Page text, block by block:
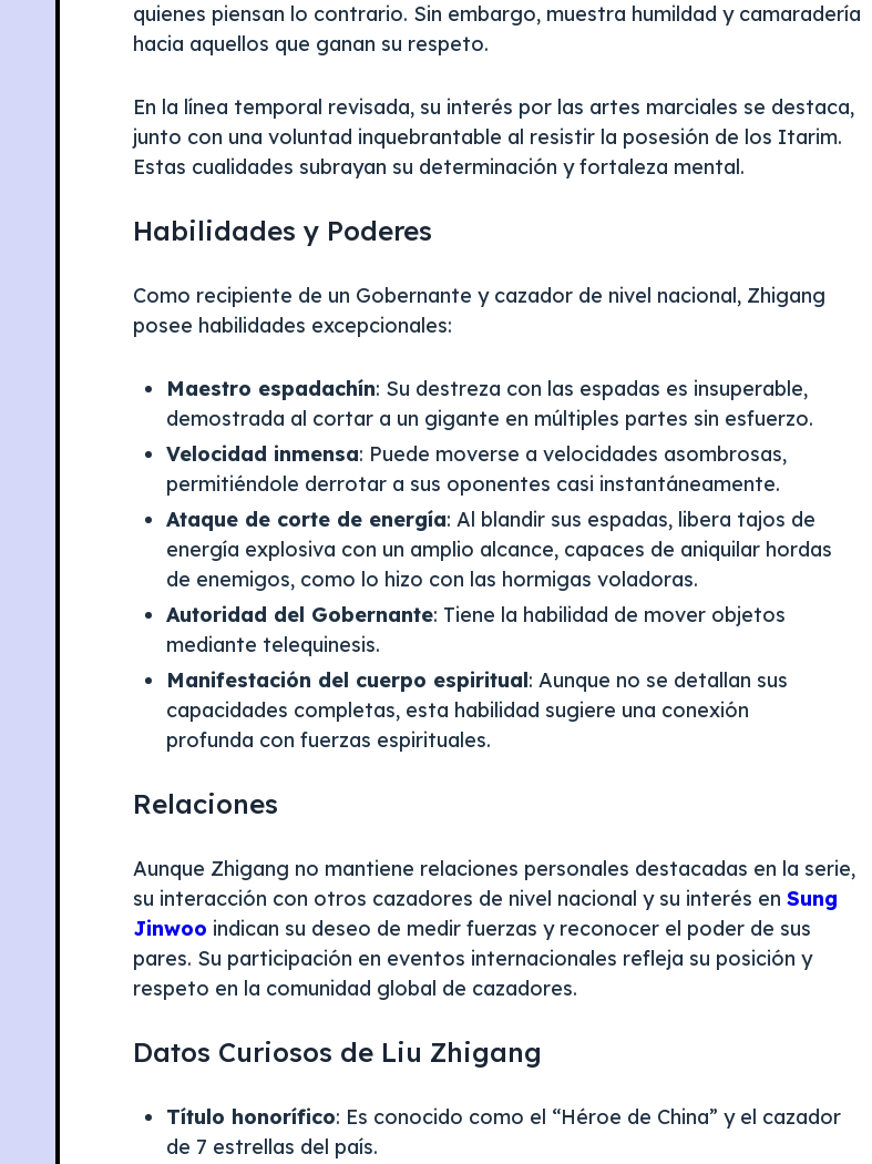
quienes piensan lo contrario. Sin embargo, muestra humildad y camaradería
hacia aquellos que ganan su respeto.
En la línea temporal revisada, su interés por las artes marciales se destaca,
junto con una voluntad inquebrantable al resistir la posesión de los Itarim.
Estas cualidades subrayan su determinación y fortaleza mental.
Habilidades y Poderes
Como recipiente de un Gobernante y cazador de nivel nacional, Zhigang
posee habilidades excepcionales:​
Maestro espadachín: Su destreza con las espadas es insuperable,
demostrada al cortar a un gigante en múltiples partes sin esfuerzo.
Velocidad inmensa: Puede moverse a velocidades asombrosas,
permitiéndole derrotar a sus oponentes casi instantáneamente.
Ataque de corte de energía: Al blandir sus espadas, libera tajos de
energía explosiva con un amplio alcance, capaces de aniquilar hordas
de enemigos, como lo hizo con las hormigas voladoras. ​
Autoridad del Gobernante: Tiene la habilidad de mover objetos
mediante telequinesis.
Manifestación del cuerpo espiritual: Aunque no se detallan sus
capacidades completas, esta habilidad sugiere una conexión
profunda con fuerzas espirituales. ​
Relaciones
Aunque Zhigang no mantiene relaciones personales destacadas en la serie,
su interacción con otros cazadores de nivel nacional y su interés en Sung
Jinwoo indican su deseo de medir fuerzas y reconocer el poder de sus
pares. Su participación en eventos internacionales refleja su posición y
respeto en la comunidad global de cazadores.
Datos Curiosos de Liu Zhigang
Título honorífico: Es conocido como el “Héroe de China” y el cazador
de 7 estrellas del país.